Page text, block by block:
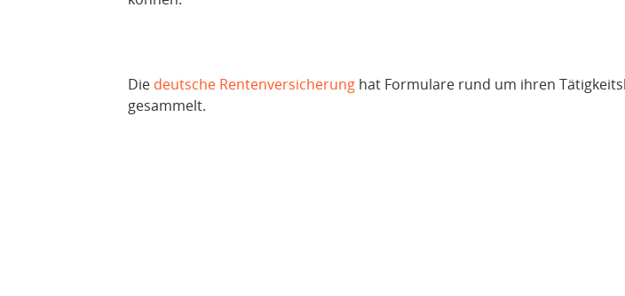
Die deutsche Rentenversicherung hat Formulare rund um ihren
gesammelt.